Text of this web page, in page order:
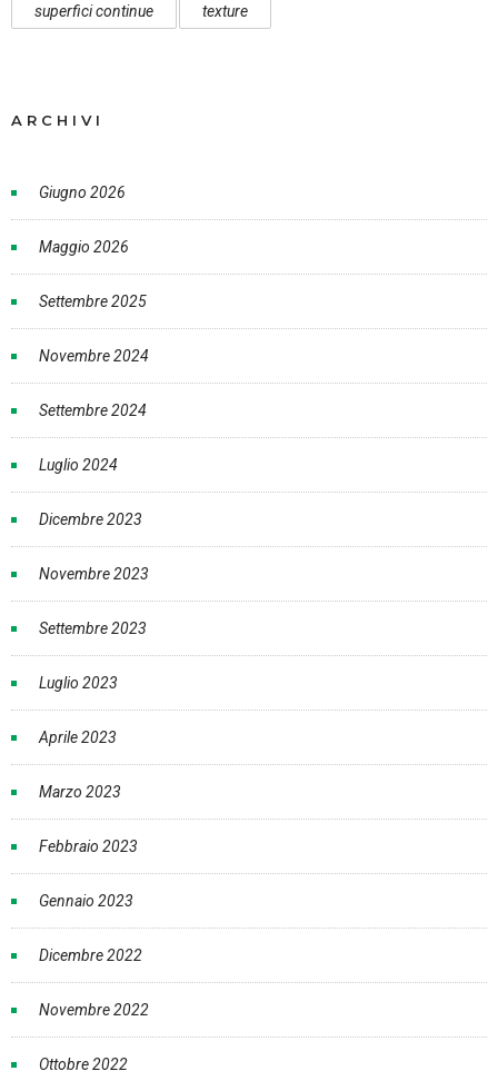
superfici continue texture
ARCHIVI
Giugno 2026
Maggio 2026
Settembre 2025
Novembre 2024
Settembre 2024
Luglio 2024
Dicembre 2023
Novembre 2023
Settembre 2023
Luglio 2023
Aprile 2023
Marzo 2023
Febbraio 2023
Gennaio 2023
Dicembre 2022
Novembre 2022
Ottobre 2022